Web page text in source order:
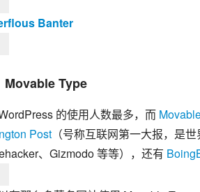
Banter
Movable Type
的使用人数最多，而
Post （号称互联网第一大报，是
、Gizmodo 等等），还有